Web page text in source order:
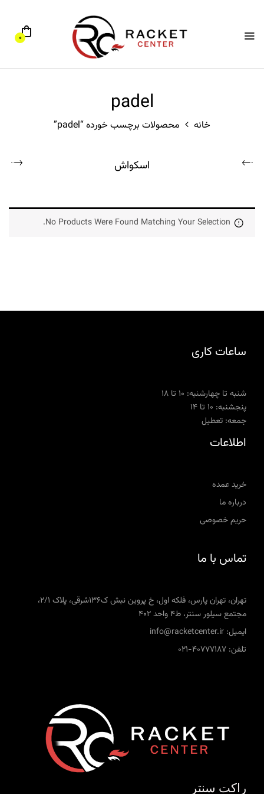
0
padel
خانه محصولات برچسب خورده “padel”
اسکواش
No Products Were Found Matching Your Selection.
ساعات کاری
شنبه تا چهارشنبه: ۱۰ تا ۱۸
پنجشنبه: ۱۰ تا ۱۴
جمعه: تعطیل
اطلاعات
خرید عمده
درباره ما
حریم خصوصی
تماس با ما
تهران، تهران پارس، فلکه اول، خ پروین نبش ک136شرقی، پلاک 2/1،
مجتمع سیلور سنتر، ط4 واحد 402
ایمیل: info@racketcenter.ir
تلفن: 40777187-021
راکت سنتر